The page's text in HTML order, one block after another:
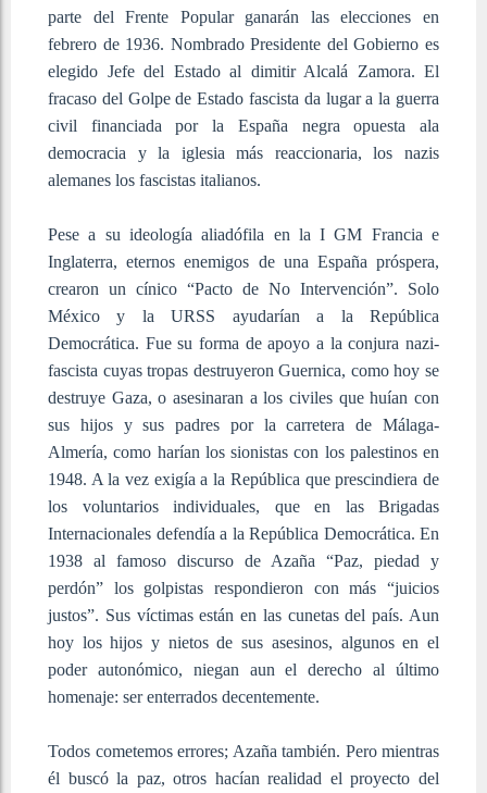
parte del Frente Popular ganarán las elecciones en
febrero de 1936. Nombrado Presidente del Gobierno es
elegido Jefe del Estado al dimitir Alcalá Zamora. El
fracaso del Golpe de Estado fascista da lugar a la guerra
civil financiada por la España negra opuesta ala
democracia y la iglesia más reaccionaria, los nazis
alemanes los fascistas italianos.
Pese a su ideología aliadófila en la I GM Francia e
Inglaterra, eternos enemigos de una España próspera,
crearon un cínico “Pacto de No Intervención”. Solo
México y la URSS ayudarían a la República
Democrática. Fue su forma de apoyo a la conjura nazi-
fascista cuyas tropas destruyeron Guernica, como hoy se
destruye Gaza, o asesinaran a los civiles que huían con
sus hijos y sus padres por la carretera de Málaga-
Almería, como harían los sionistas con los palestinos en
1948. A la vez exigía a la República que prescindiera de
los voluntarios individuales, que en las Brigadas
Internacionales defendía a la República Democrática. En
1938 al famoso discurso de Azaña “Paz, piedad y
perdón” los golpistas respondieron con más “juicios
justos”. Sus víctimas están en las cunetas del país. Aun
hoy los hijos y nietos de sus asesinos, algunos en el
poder autonómico, niegan aun el derecho al último
homenaje: ser enterrados decentemente.
Todos cometemos errores; Azaña también. Pero mientras
él buscó la paz, otros hacían realidad el proyecto del